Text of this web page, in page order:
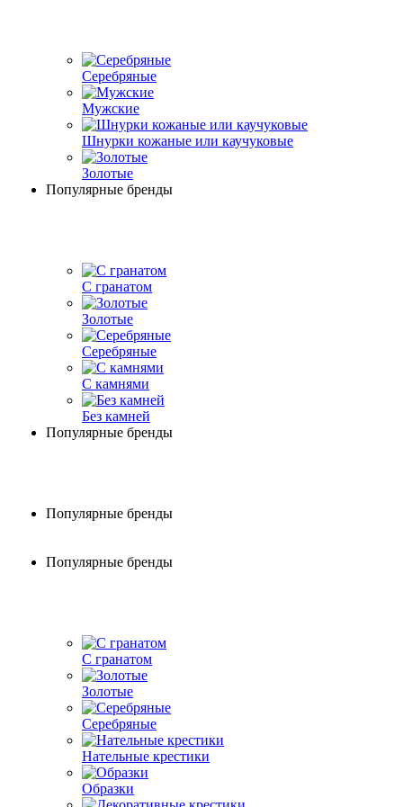
Серебряные
Мужские
Шнурки кожаные или каучуковые
Золотые
Популярные бренды
С гранатом
Золотые
Серебряные
С камнями
Без камней
Популярные бренды
Популярные бренды
Популярные бренды
С гранатом
Золотые
Серебряные
Нательные крестики
Образки